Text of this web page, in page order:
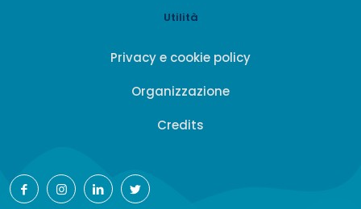
Utilità
Privacy e cookie policy
Organizzazione
Credits